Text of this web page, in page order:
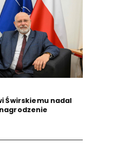
Świrskiemu nadal